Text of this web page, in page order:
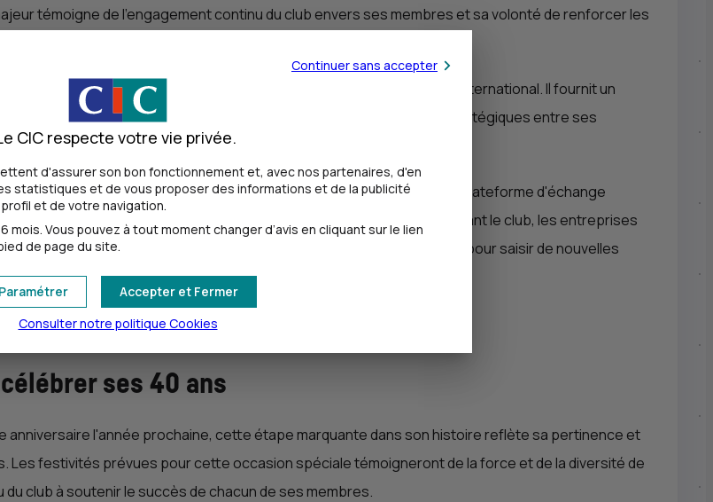
témoigne de l'engagement continu du club envers ses membres et sa volonté de renforcer les
est un catalyseur essentiel pour le développement des entreprises à l'international. Il fournit un
les échanges avec des experts locaux et les partenariats stratégiques entre ses
d’adhérents. Il offre à ses membres un réseau d'affaires influent, une plateforme d'échange
de développement et de renforcement des compétences. En rejoignant le club, les entreprises
d'une visibilité accrue et d'un accès à des ressources essentielles pour saisir de nouvelles
ses 40 ans
anniversaire l'année prochaine, cette étape marquante dans son histoire reflète sa pertinence et
Les festivités prévues pour cette occasion spéciale témoigneront de la force et de la diversité de
club à soutenir le succès de chacun de ses membres.
Continuer sans accepter
CIC respecte votre vie privée.
d'assurer son bon fonctionnement et, avec nos partenaires, d'en
statistiques et de vous proposer des informations et de la publicité
et de votre navigation.
mois. Vous pouvez à tout moment changer d’avis en cliquant sur le lien
de page du site.
Accepter et Fermer
Paramétrer
Consulter notre politique Cookies